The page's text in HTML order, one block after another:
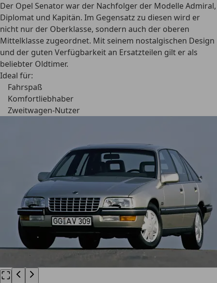
Der Opel Senator war der Nachfolger der Modelle Admiral,
Diplomat und Kapitän. Im Gegensatz zu diesen wird er
nicht nur der Oberklasse, sondern auch der oberen
Mittelklasse zugeordnet. Mit seinem nostalgischen Design
und der guten Verfügbarkeit an Ersatzteilen gilt er als
beliebter Oldtimer.
Ideal für:
Fahrspaß
Komfortliebhaber
Zweitwagen-Nutzer